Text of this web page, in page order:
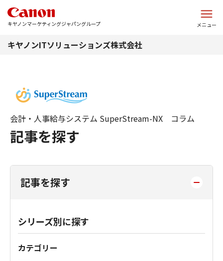
キヤノンマーケティングジャパングループ メニュー
キヤノンITソリューションズ株式会社
記事を探す
会計・人事給与システム SuperStream-NX コラム
記事を探す
シリーズ別に探す
カテゴリー